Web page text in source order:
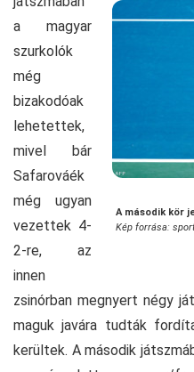
A második kör
Kép forrása:
a magyar
szurkolók
még
bizakodóak
lehetettek,
mivel bár
Safarováék
még ugyan
vezettek 4-
2-re, az
innen
zsinórban megnyert négy
maguk javára tudták
kerültek. A második